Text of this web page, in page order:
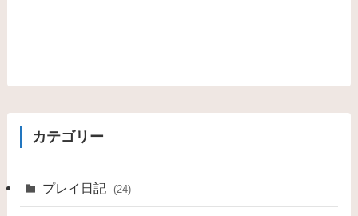
カテゴリー
プレイ日記 (24)